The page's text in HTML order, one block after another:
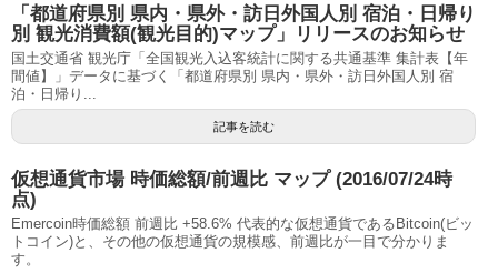
「都道府県別 県内・県外・訪日外国人別 宿泊・日帰り
別 観光消費額(観光目的)マップ」リリースのお知らせ
国土交通省 観光庁「全国観光入込客統計に関する共通基準 集計表【年
間値】」データに基づく「都道府県別 県内・県外・訪日外国人別 宿
泊・日帰り...
記事を読む
仮想通貨市場 時価総額/前週比 マップ (2016/07/24時
点)
Emercoin時価総額 前週比 +58.6% 代表的な仮想通貨であるBitcoin(ビッ
トコイン)と、その他の仮想通貨の規模感、前週比が一目で分かりま
す。